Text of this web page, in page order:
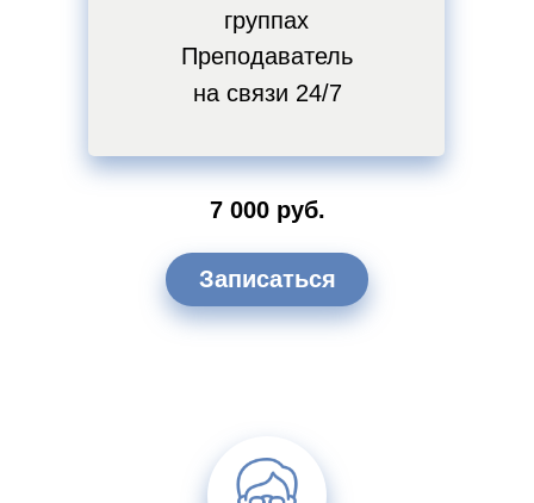
группах
Записаться
7 000 руб.
Преподаватель
на связи 24/7